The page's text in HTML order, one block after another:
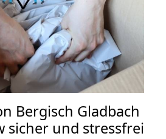
Bergisch Gladbach
sicher und stressfrei